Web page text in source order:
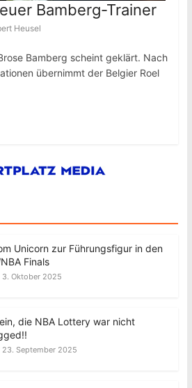
Bamberg-Trainer
Heusel
Bamberg scheint geklärt. Nach
übernimmt der Belgier Roel
Unicorn zur Führungsfigur in den
Finals
3. Oktober 2025
die NBA Lottery war nicht
23. September 2025